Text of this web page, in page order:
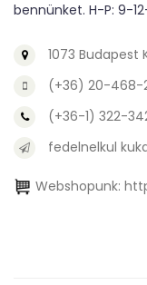
bennünket. H-P: 9-
1073 Budapest
(+36) 20-468-
(+36-1) 322-
fedelnelkul
Webshopunk: